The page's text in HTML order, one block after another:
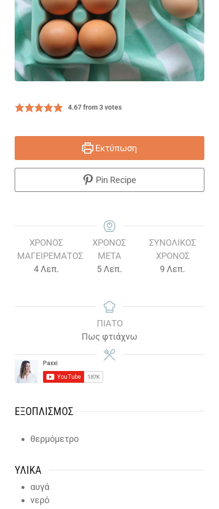
4.67from3votes
Εκτύπωση
Pin Recipe
ΧΡΌΝΟΣ
ΜΑΓΕΙΡΈΜΑΤΟΣ
4Λεπτά
Λεπ.
ΧΡΟΝΟΣ
ΜΕΤΑ
5Λεπτά
Λεπ.
ΣΥΝΟΛΙΚΌΣ
ΧΡΌΝΟΣ
9 Λεπτά
Λεπ.
ΠΙΆΤΟ
Πως φτιάχνω
ΕΞΟΠΛΙΣΜΌΣ
θερμόμετρο
ΥΛΙΚΆ
αυγά
νερό